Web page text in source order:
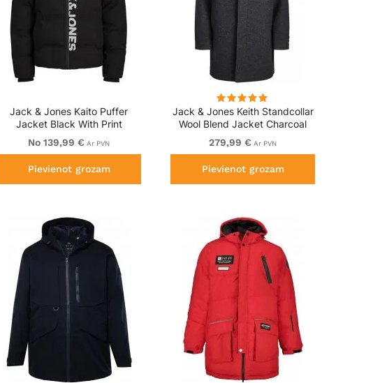
Jack & Jones Kaito Puffer
Jacket Black With Print
No 139,99 € Ar PVN
Pievienot grozam
Jack & Jones Keith Standcollar
Wool Blend Jacket Charcoal
Grey
279,99 € Ar PVN
Pievienot grozam